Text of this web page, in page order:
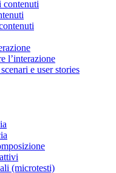
contenuti
l’interazione
e user stories
(microtesti)